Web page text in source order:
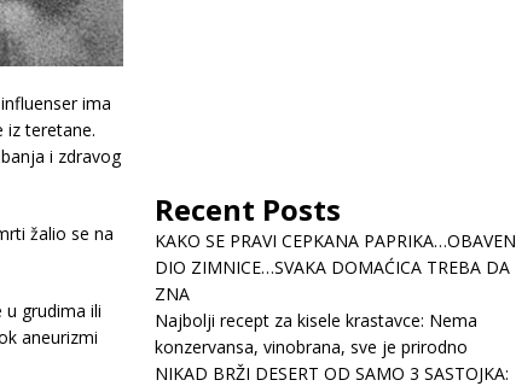
ima
iz teretane.
i zdravog
žalio se na
grudima ili
aneurizmi
Recent Posts
KAKO SE PRAVI CEPKANA
DIO ZIMNICE…SVAKA DOMAĆICA TREBA DA
ZNA
Najbolji recept za kisele krastavce: Nema
konzervansa, vinobrana, sve je prirodno
NIKAD BRŽI DESERT OD SAMO 3 SASTOJKA: